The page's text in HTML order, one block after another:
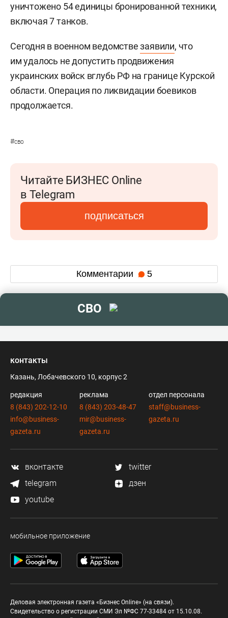
уничтожено 54 единицы бронированной техники,
включая 7 танков.
Сегодня в военном ведомствезаявили, что
им удалось не допустить продвижения
украинских войск вглубь РФ на границе Курской
области. Операция по ликвидации боевиков
продолжается.
#сво
Читайте БИЗНЕС Online
в Telegram
подписаться
Комментарии 5
СВО
контакты
Казань, Лобачевского 10, корпус 2
редакция
8 (843) 202-12-10
info@business-
gazeta.ru
реклама
8 (843) 203-48-47
mir@business-
gazeta.ru
отдел персонала
staff@business-
gazeta.ru
вконтакте
twitter
telegram
дзен
youtube
мобильное приложение
Деловая электронная газета «Бизнес Online» (на связи).
Свидетельство о регистрации СМИ Эл №ФС 77-33484 от 15.10.08.